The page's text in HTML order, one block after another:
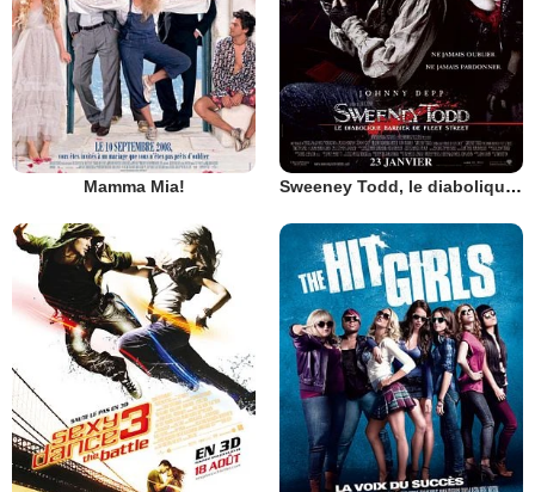
Mamma Mia! Sweeney Todd, le diabolique barbier de Fleet Street